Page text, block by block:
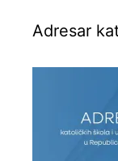
Adresar